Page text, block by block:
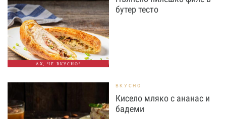
АХ, ЧЕ ВКУСНО!
бутер тесто
ВКУСНО
Кисело мляко с ананас и
бадеми